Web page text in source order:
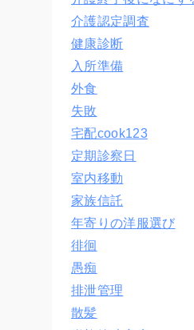
介護認定調査
健康診断
入所準備
外食
失敗
宅配cook123
定期診察日
室内移動
家族信託
年寄りの洋服選び
徘徊
愚痴
排泄管理
散髪